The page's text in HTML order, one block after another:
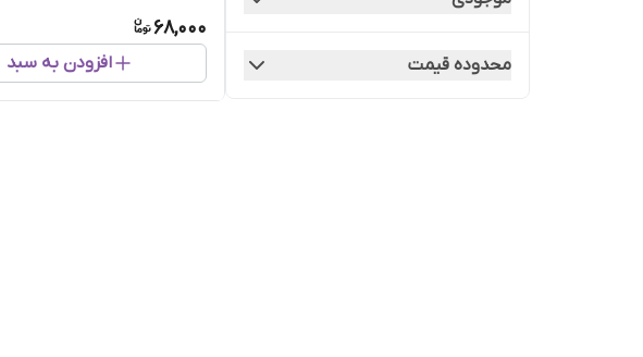
محدوده قیمت
68,000
افزودن به سبد